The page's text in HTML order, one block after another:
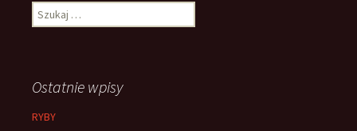
Szukaj:
Ostatnie wpisy
RYBY